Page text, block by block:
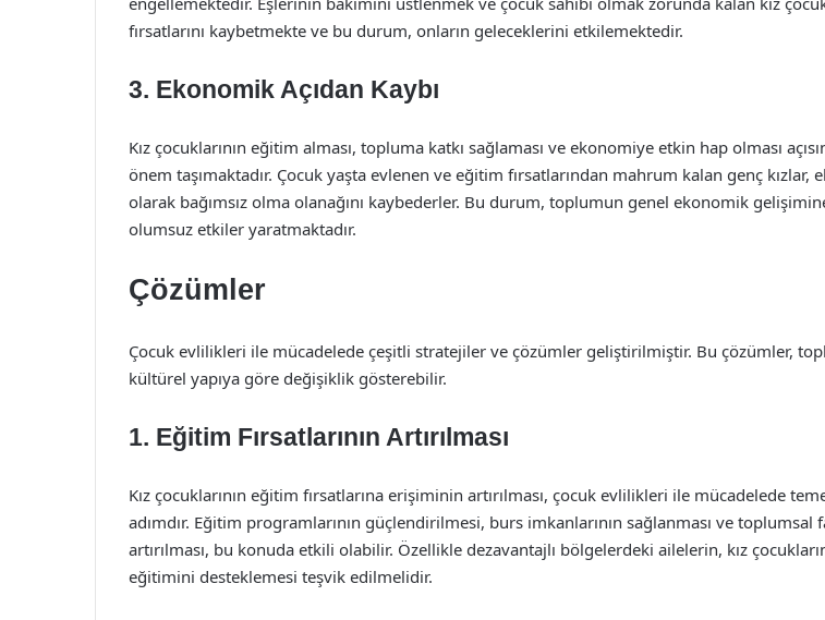
fırsatlarını kaybetmekte ve bu durum, onların geleceklerini etkilemektedir.
3. Ekonomik Açıdan Kaybı
Kız çocuklarının eğitim alması, topluma katkı sağlaması ve ekonomiye etkin hap olması
önem taşımaktadır. Çocuk yaşta evlenen ve eğitim fırsatlarından mahrum kalan genç kızlar,
olarak bağımsız olma olanağını kaybederler. Bu durum, toplumun genel ekonomik
olumsuz etkiler yaratmaktadır.
Çözümler
Çocuk evlilikleri ile mücadelede çeşitli stratejiler ve çözümler geliştirilmiştir. Bu çözümler,
kültürel yapıya göre değişiklik gösterebilir.
1. Eğitim Fırsatlarının Artırılması
Kız çocuklarının eğitim fırsatlarına erişiminin artırılması, çocuk evlilikleri ile mücadelede
adımdır. Eğitim programlarının güçlendirilmesi, burs imkanlarının sağlanması ve toplumsal
artırılması, bu konuda etkili olabilir. Özellikle dezavantajlı bölgelerdeki ailelerin, kız
eğitimini desteklemesi teşvik edilmelidir.